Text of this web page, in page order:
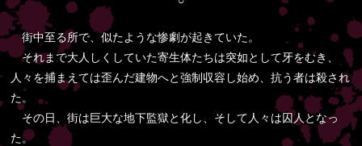
街中至る所で、似たような惨劇が起きていた。
それまで大人しくしていた寄生体たちは突如として牙をむき、
人々を捕まえては歪んだ建物へと強制収容し始め、抗う者は殺され
た。
その日、街は巨大な地下監獄と化し、そして人々は囚人となっ
た。